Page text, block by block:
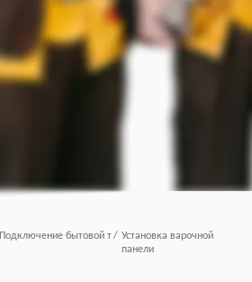
Подключение бытовой техники
/ Установка варочной
панели